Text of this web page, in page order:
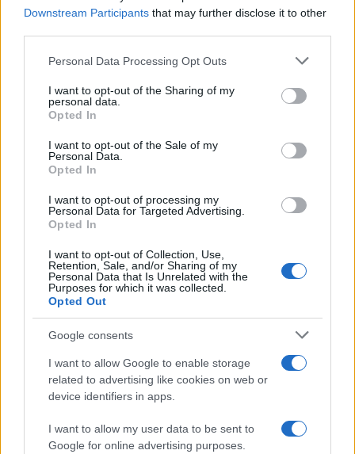
Downstream Participants that may further disclose it to other
Please note that this website/app uses one or more Google
not limited to your visit or usage behaviour. You may click to
grant or deny consent to Google and its third-party tags to
use your data for below specified purposes in below Google
consent section.
Personal Data Processing Opt Outs
I want to opt-out of the Sharing of my
personal data.
Opted In
I want to opt-out of the Sale of my
Personal Data.
Opted In
I want to opt-out of processing my
Personal Data for Targeted Advertising.
Opted In
I want to opt-out of Collection, Use,
Retention, Sale, and/or Sharing of my
Personal Data that Is Unrelated with the
Purposes for which it was collected.
Opted Out
Google consents
I want to allow Google to enable storage
related to advertising like cookies on web or
device identifiers in apps.
I want to allow my user data to be sent to
Google for online advertising purposes.
l’autovelox. Multe per chi supera
In prima fila ovviamente Rosella, figlia di Maria e
Franco: “Era una grande donna,
meravigliosa. Era fiera di essere romana, romanista.
Era l’equilibrio di papà, di tutti. Anche in ospedale
seguiva la Roma, ci teneva. Porteremo avanti il suo
ricordo, ci teneva molto alla donazione del sangue
LEGGI ANCHE GLI ARRESTI PER LE CASE POPOLARI
LASCIACI UN LIKE SU FACEBOOK
Precedente
assegnazioni delle
case popolari, 6
arresti
chitarrista
ricoverato in gravi